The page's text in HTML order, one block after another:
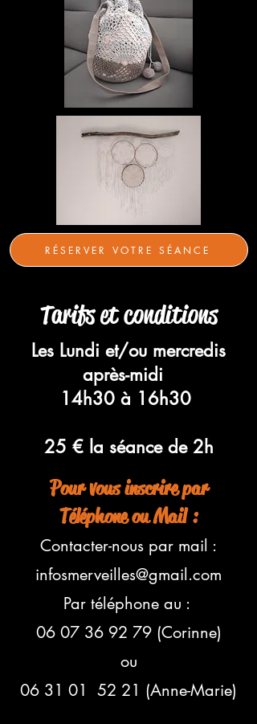
RÉSERVER VOTRE SÉANCE
Tarifs et conditions
Les Lundi et/ou mercredis
après-midi
14h30 à 16h30
25 € la séance de 2h
Pour vous inscrire par
Téléphone ou Mail :
Contacter-nous par mail :
infosmerveilles@gmail.com
Par téléphone au :
06 07 36 92 79 (Corinne)
ou
06 31 01 52 21 (Anne-Marie)